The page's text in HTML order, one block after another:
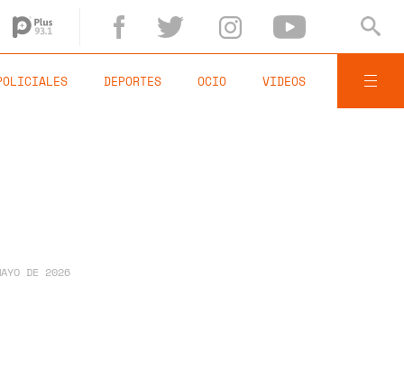
DEPORTES OCIO VIDEOS
DE 2026